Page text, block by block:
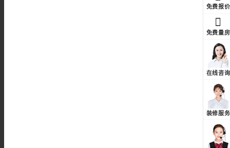
免费报价
免费量房
在线咨询
装修服务